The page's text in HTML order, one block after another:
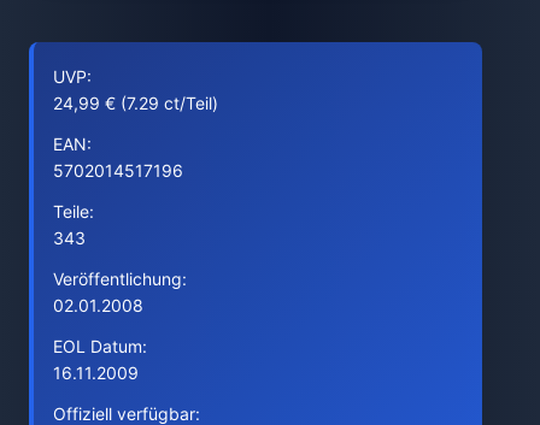
UVP:
24,99 € (7.29 ct/Teil)
EAN:
5702014517196
Teile:
343
Veröffentlichung:
02.01.2008
EOL Datum:
16.11.2009
Offiziell verfügbar: